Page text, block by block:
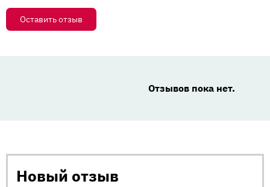
Оставить отзыв
Отзывов пока нет.
Новый отзыв